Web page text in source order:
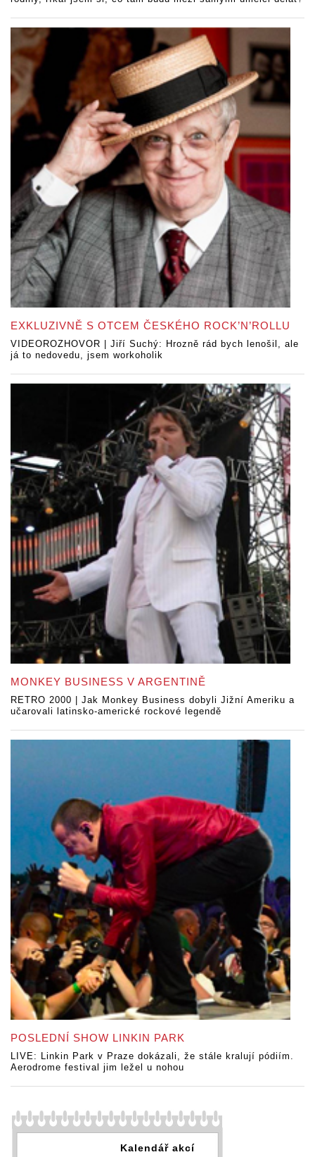
EXKLUZIVNĚ S OTCEM ČESKÉHO ROCK’N’ROLLU
VIDEOROZHOVOR | Jiří Suchý: Hrozně rád bych lenošil, ale
já to nedovedu, jsem workoholik
MONKEY BUSINESS V ARGENTINĚ
RETRO 2000 | Jak Monkey Business dobyli Jižní Ameriku a
učarovali latinsko-americké rockové legendě
POSLEDNÍ SHOW LINKIN PARK
LIVE: Linkin Park v Praze dokázali, že stále kralují pódiím.
Aerodrome festival jim ležel u nohou
Kalendář akcí